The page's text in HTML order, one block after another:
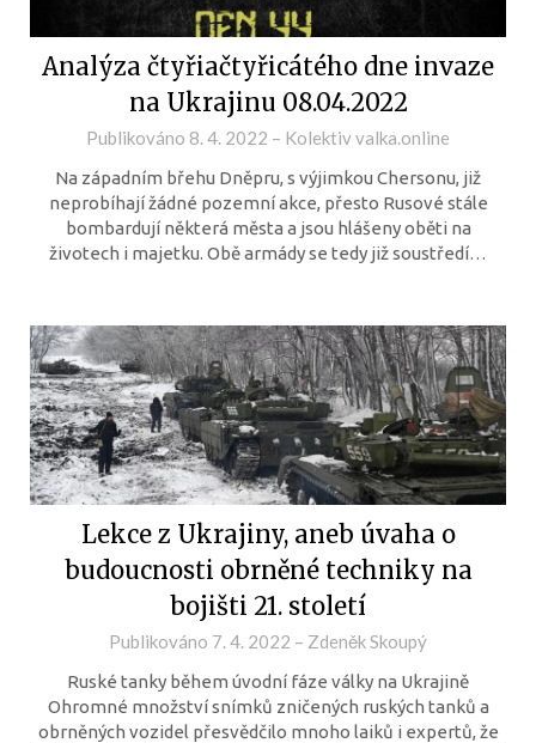
Analýza čtyřiačtyřicátého dne invaze
na Ukrajinu 08.04.2022
Publikováno 8. 4. 2022 – Kolektiv valka.online
Na západním břehu Dněpru, s výjimkou Chersonu, již
neprobíhají žádné pozemní akce, přesto Rusové stále
bombardují některá města a jsou hlášeny oběti na
životech i majetku. Obě armády se tedy již soustředí…
Lekce z Ukrajiny, aneb úvaha o
budoucnosti obrněné techniky na
bojišti 21. století
Publikováno 7. 4. 2022 – Zdeněk Skoupý
Ruské tanky během úvodní fáze války na Ukrajině
Ohromné množství snímků zničených ruských tanků a
obrněných vozidel přesvědčilo mnoho laiků i expertů, že